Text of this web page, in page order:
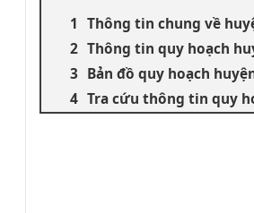
Thông tin chung về
Thông tin quy hoạch
Bản đồ quy hoạch
Tra cứu thông tin quy